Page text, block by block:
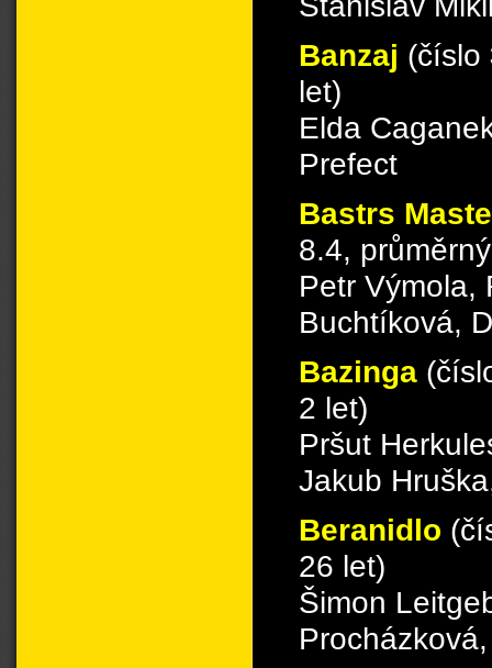
Banzaj (číslo
let)
Elda
Prefect
Bastrs
8.4,
Petr Výmola,
Buchtíková,
Bazinga
2 let)
Pršut
Jakub
Beranidlo
26 let)
Šimon